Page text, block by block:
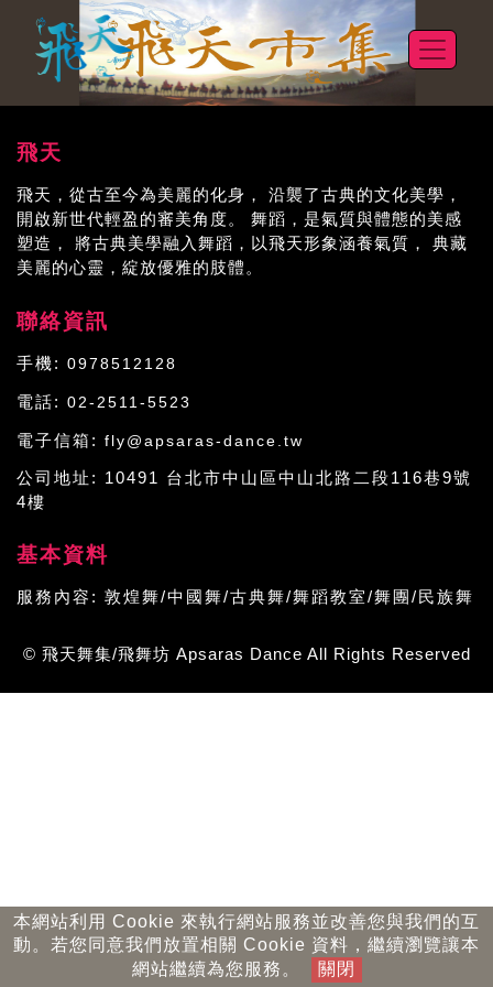
飛天
飛天，從古至今為美麗的化身， 沿襲了古典的文化美學，
開啟新世代輕盈的審美角度。 舞蹈，是氣質與體態的美感
塑造， 將古典美學融入舞蹈，以飛天形象涵養氣質， 典藏
美麗的心靈，綻放優雅的肢體。
聯絡資訊
手機: 0978512128
電話: 02-2511-5523
電子信箱: fly@apsaras-dance.tw
公司地址: 10491 台北市中山區中山北路二段116巷9號
4樓
基本資料
服務內容: 敦煌舞/中國舞/古典舞/舞蹈教室/舞團/民族舞
© 飛天舞集/飛舞坊 Apsaras Dance All Rights Reserved
本網站利用 Cookie 來執行網站服務並改善您與我們的互
動。若您同意我們放置相關 Cookie 資料，繼續瀏覽讓本
網站繼續為您服務。